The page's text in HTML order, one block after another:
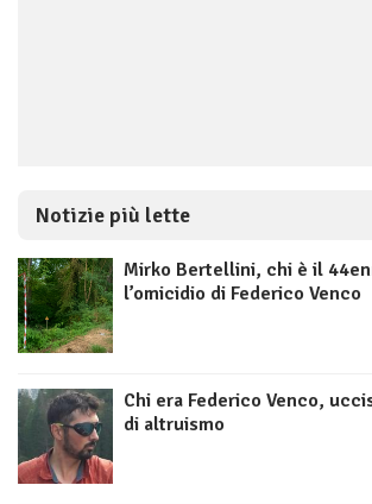
Notizie più lette
Mirko Bertellini, chi è il
l’omicidio di Federico Venco
Chi era Federico Venco,
di altruismo